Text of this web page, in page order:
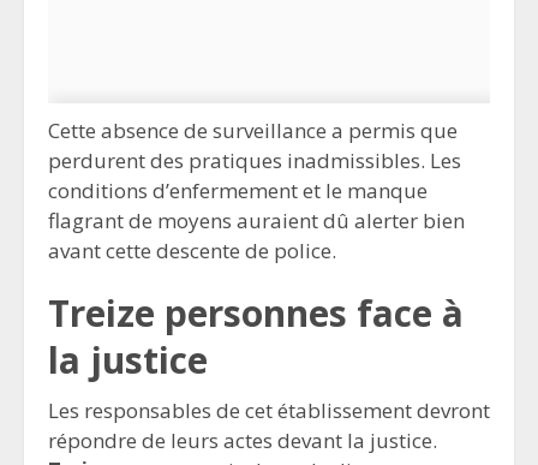
Cette absence de surveillance a permis que
perdurent des pratiques inadmissibles. Les
conditions d’enfermement et le manque
flagrant de moyens auraient dû alerter bien
avant cette descente de police.
Treize personnes face à
la justice
Les responsables de cet établissement devront
répondre de leurs actes devant la justice.